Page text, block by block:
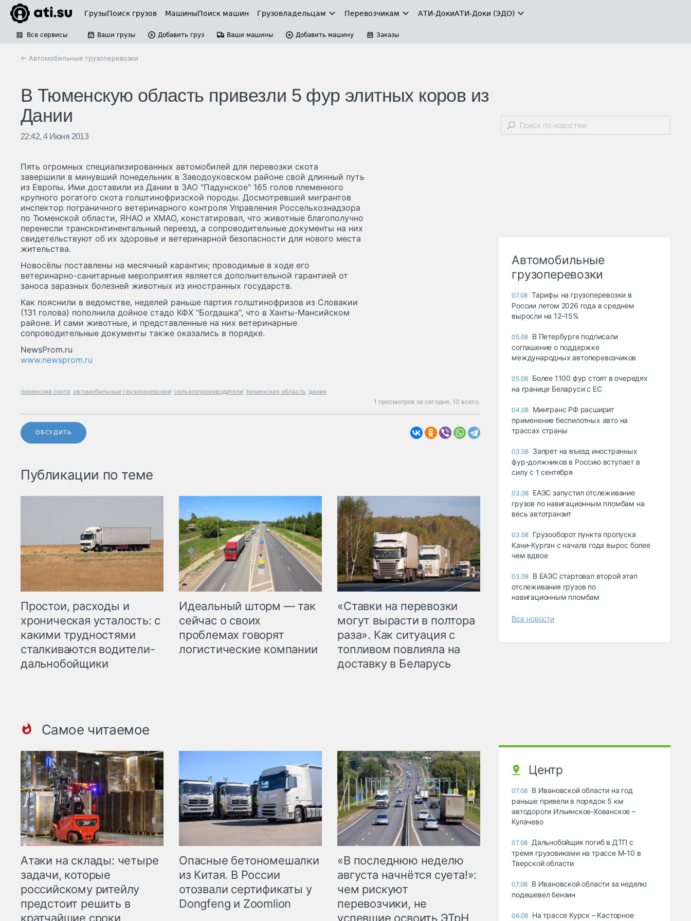
ГрузыПоиск грузов МашиныПоиск машин Грузовладельцам Перевозчикам АТИ-ДокиАТИ-Доки (ЭДО)
Все сервисы Ваши грузы Добавить груз Ваши машины Добавить машину Заказы
← Автомобильные грузоперевозки
В Тюменскую область привезли 5 фур элитных коров из
Дании
22:42, 4 Июня 2013
Пять огромных специализированных автомобилей для перевозки скота
завершили в минувший понедельник в Заводоуковском районе свой длинный путь
из Европы. Ими доставили из Дании в ЗАО "Падунское" 165 голов племенного
крупного рогатого скота голштинофризской породы. Досмотревший мигрантов
инспектор пограничного ветеринарного контроля Управления Россельхознадзора
по Тюменской области, ЯНАО и ХМАО, констатировал, что животные благополучно
перенесли трансконтинентальный переезд, а сопроводительные документы на них
свидетельствуют об их здоровье и ветеринарной безопасности для нового места
жительства.
Новосёлы поставлены на месячный карантин; проводимые в ходе его
ветеринарно-санитарные мероприятия является дополнительной гарантией от
заноса заразных болезней животных из иностранных государств.
Как пояснили в ведомстве, неделей раньше партия голштинофризов из Словакии
(131 голова) пополнила дойное стадо КФХ "Богдашка", что в Ханты-Мансийском
районе. И сами животные, и представленные на них ветеринарные
сопроводительные документы также оказались в порядке.
NewsProm.ru
www.newsprom.ru
перевозка скота автомобильные грузоперевозки сельхозпроизводители тюменская область дания
1 просмотров за сегодня, 10 всего.
ОБСУДИТЬ
Публикации по теме
Простои, расходы и
хроническая усталость: с
какими трудностями
сталкиваются водители-
дальнобойщики
Идеальный шторм — так
сейчас о своих
проблемах говорят
логистические компании
«Ставки на перевозки
могут вырасти в полтора
раза». Как ситуация с
топливом повлияла на
доставку в Беларусь
Самое читаемое
Атаки на склады: четыре
задачи, которые
российскому ритейлу
предстоит решить в
кратчайшие сроки
Опасные бетономешалки
из Китая. В России
отозвали сертификаты у
Dongfeng и Zoomlion
«В последнюю неделю
августа начнётся суета!»:
чем рискуют
перевозчики, не
успевшие освоить ЭТрН
Автомобильные
грузоперевозки
07.08 Тарифы на грузоперевозки в
России летом 2026 года в среднем
выросли на 12–15%
05.08 В Петербурге подписали
соглашение о поддержке
международных автоперевозчиков
05.08 Более 1100 фур стоят в очередях
на границе Беларуси с ЕС
04.08 Минтранс РФ расширит
применение беспилотных авто на
трассах страны
03.08 Запрет на въезд иностранных
фур-должников в Россию вступает в
силу с 1 сентября
03.08 ЕАЭС запустил отслеживание
грузов по навигационным пломбам на
весь автотранзит
03.08 Грузооборот пункта пропуска
Кани-Курган с начала года вырос более
чем вдвое
03.08 В ЕАЭС стартовал второй этап
отслеживания грузов по
навигационным пломбам
Все новости
Центр
07.08 В Ивановской области на год
раньше привели в порядок 5 км
автодороги Ильинское-Хованское –
Кулачево
07.08 Дальнобойщик погиб в ДТП с
тремя грузовиками на трассе М-10 в
Тверской области
07.08 В Ивановской области за неделю
подешевел бензин
06.08 На трассе Курск – Касторное